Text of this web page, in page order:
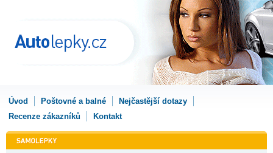
Úvod Poštovné a balné
Nejčastější dotazy
Recenze zákazníků
Kontakt